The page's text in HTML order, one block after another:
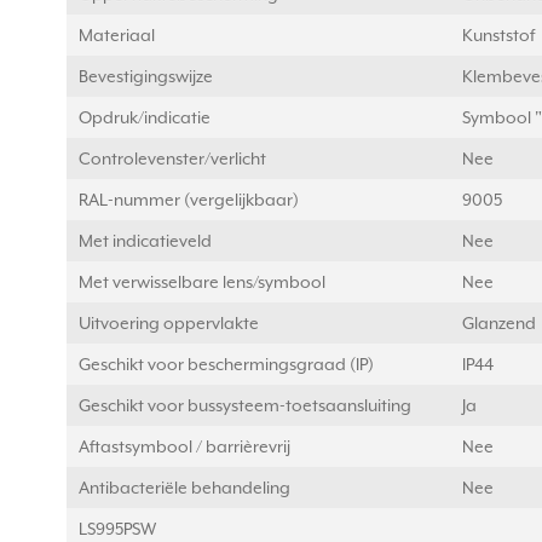
Materiaal Kunststof
Bevestigingswijze
Opdruk/indicatie Symbool
Controlevenster/verlicht Nee
RAL-nummer (vergelijkbaar) 9005
Met indicatieveld Nee
Met verwisselbare lens/symbool Nee
Uitvoering oppervlakte Glanzend
Geschikt voor beschermingsgraad (IP) IP44
Geschikt voor bussysteem-toetsaansluiting Ja
Aftastsymbool / barrièrevrij Nee
Antibacteriële behandeling Nee
LS995PSW